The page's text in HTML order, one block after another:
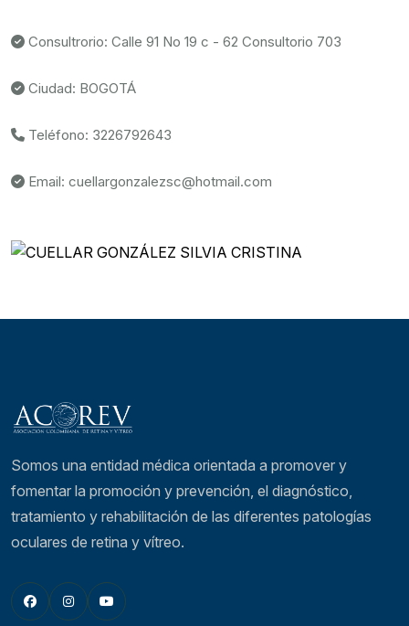
Consultrorio: Calle 91 No 19 c - 62 Consultorio 703
Ciudad: BOGOTÁ
Teléfono: 3226792643
Email: cuellargonzalezsc@hotmail.com
Somos una entidad médica orientada a promover y
fomentar la promoción y prevención, el diagnóstico,
tratamiento y rehabilitación de las diferentes patologí­as
oculares de retina y vítreo.